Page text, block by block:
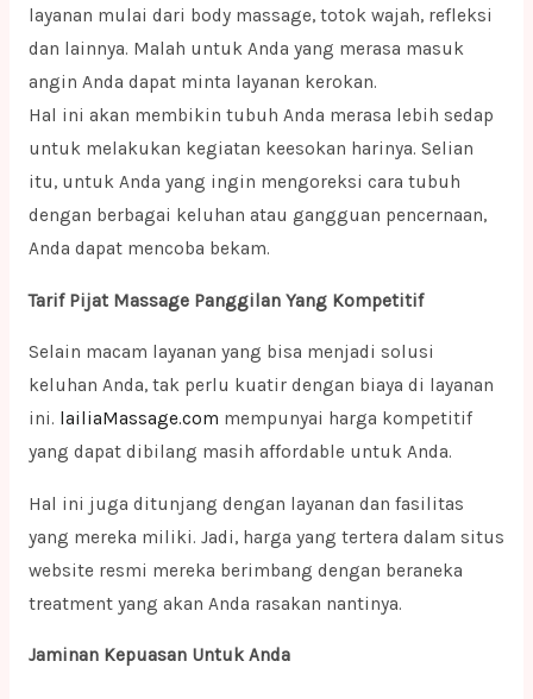
layanan mulai dari body massage, totok wajah, refleksi
dan lainnya. Malah untuk Anda yang merasa masuk
angin Anda dapat minta layanan kerokan.
Hal ini akan membikin tubuh Anda merasa lebih sedap
untuk melakukan kegiatan keesokan harinya. Selian
itu, untuk Anda yang ingin mengoreksi cara tubuh
dengan berbagai keluhan atau gangguan pencernaan,
Anda dapat mencoba bekam.
Tarif Pijat Massage Panggilan Yang Kompetitif
Selain macam layanan yang bisa menjadi solusi
keluhan Anda, tak perlu kuatir dengan biaya di layanan
ini. lailiaMassage.com mempunyai harga kompetitif
yang dapat dibilang masih affordable untuk Anda.
Hal ini juga ditunjang dengan layanan dan fasilitas
yang mereka miliki. Jadi, harga yang tertera dalam situs
website resmi mereka berimbang dengan beraneka
treatment yang akan Anda rasakan nantinya.
Jaminan Kepuasan Untuk Anda